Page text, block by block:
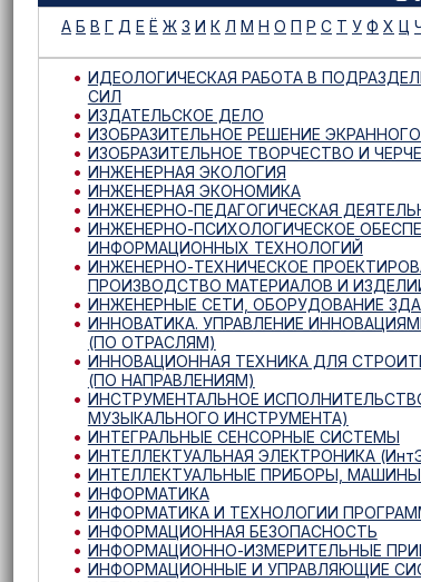
А Б В Г Д Е Ё Ж З И К Л М Н О П Р С Т У Ф Х Ц
ИДЕОЛОГИЧЕСКАЯ РАБОТА В
СИЛ
ИЗДАТЕЛЬСКОЕ ДЕЛО
ИЗОБРАЗИТЕЛЬНОЕ РЕШЕНИЕ
ИЗОБРАЗИТЕЛЬНОЕ ТВОРЧЕСТВО И
ИНЖЕНЕРНАЯ ЭКОЛОГИЯ
ИНЖЕНЕРНАЯ ЭКОНОМИКА
ИНЖЕНЕРНО-ПЕДАГОГИЧЕСКАЯ
ИНЖЕНЕРНО-ПСИХОЛОГИЧЕСКОЕ
ИНФОРМАЦИОННЫХ ТЕХНОЛОГИЙ
ИНЖЕНЕРНО-ТЕХНИЧЕСКОЕ
ПРОИЗВОДСТВО МАТЕРИАЛОВ И
ИНЖЕНЕРНЫЕ СЕТИ, ОБОРУДОВАНИЕ
ИННОВАТИКА. УПРАВЛЕНИЕ
(ПО ОТРАСЛЯМ)
ИННОВАЦИОННАЯ ТЕХНИКА ДЛЯ
(ПО НАПРАВЛЕНИЯМ)
ИНСТРУМЕНТАЛЬНОЕ
МУЗЫКАЛЬНОГО ИНСТРУМЕНТА)
ИНТЕГРАЛЬНЫЕ СЕНСОРНЫЕ СИСТЕМЫ
ИНТЕЛЛЕКТУАЛЬНАЯ ЭЛЕКТРОНИКА
ИНТЕЛЛЕКТУАЛЬНЫЕ ПРИБОРЫ,
ИНФОРМАТИКА
ИНФОРМАТИКА И ТЕХНОЛОГИИ
ИНФОРМАЦИОННАЯ БЕЗОПАСНОСТЬ
ИНФОРМАЦИОННО-ИЗМЕРИТЕЛЬНЫЕ
ИНФОРМАЦИОННЫЕ И УПРАВЛЯЮЩИЕ